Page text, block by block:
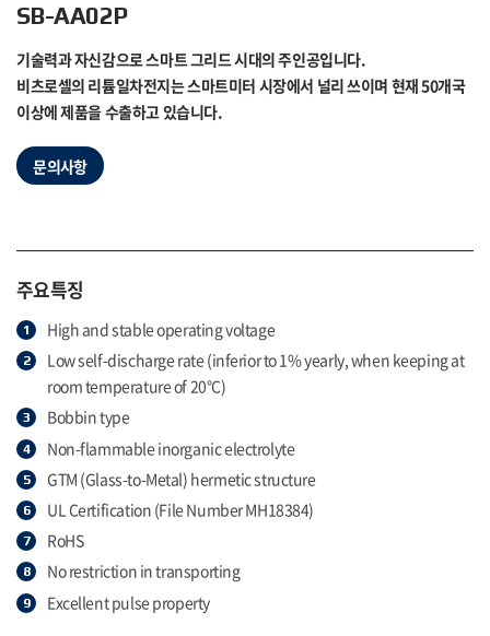
SB-AA02P
기술력과 자신감으로 스마트 그리드 시대의 주인공입니다.
비츠로셀의 리튬일차전지는 스마트미터 시장에서 널리 쓰이며 현재 50개국
이상에 제품을 수출하고 있습니다.
문의사항
주요특징
High and stable operating voltage
Low self-discharge rate (inferior to 1% yearly, when keeping at
room temperature of 20°C)
Bobbin type
Non-flammable inorganic electrolyte
GTM (Glass-to-Metal) hermetic structure
UL Certification (File Number MH18384)
RoHS
No restriction in transporting
Excellent pulse property